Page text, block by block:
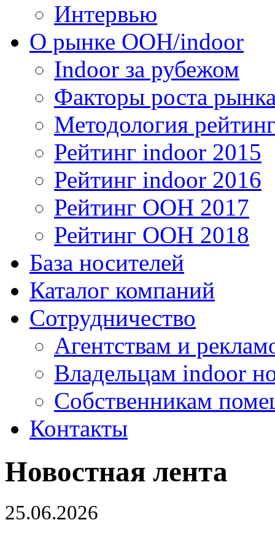
Интервью
О рынке OOH/indoor
Indoor за рубежом
Факторы роста
Методология
Рейтинг indoor 2015
Рейтинг indoor 2016
Рейтинг OOH 2017
Рейтинг OOH 2018
База носителей
Каталог компаний
Сотрудничество
Агентствам и
Владельцам indoor
Собственникам
Контакты
Новостная лента
25.06.2026